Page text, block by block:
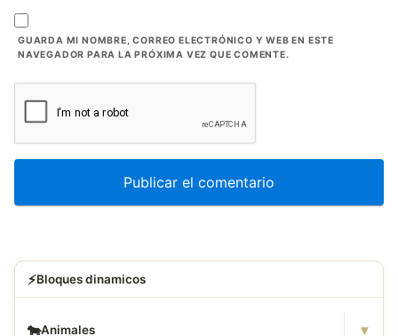
GUARDA MI NOMBRE, CORREO ELECTRÓNICO Y WEB EN ESTE
NAVEGADOR PARA LA PRÓXIMA VEZ QUE COMENTE.
⚡Bloques dinamicos
🐄Animales ▾